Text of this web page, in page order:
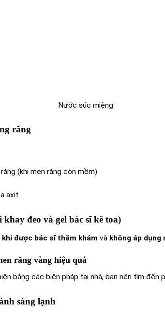
Nước súc miệng
răng
(khi men răng còn mềm)
axit
đeo và gel bác sĩ kê toa)
khi được bác sĩ thăm khám và không áp dụng
răng vàng hiệu quả
bằng các biện pháp tại nhà, bạn nên tìm đến
sáng lạnh